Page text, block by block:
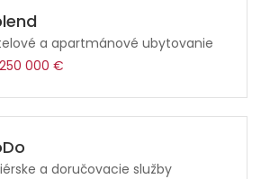
a apartmánové ubytovanie
250 000 €
a doručovacie služby